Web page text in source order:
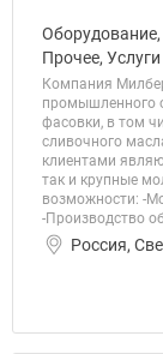
Прочее, Услуги
Компания
промышленного
фасовки, в том
сливочного
клиентами
так и крупные
возможности: -
-Производство
Россия,